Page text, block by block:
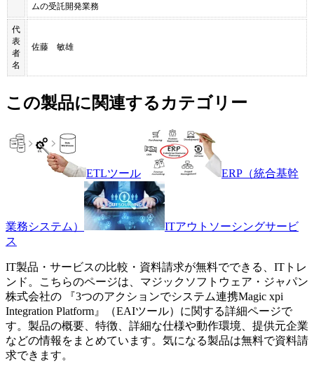
ムの受託開発業務
代
表
者
名
佐藤 敏雄
この製品に関連するカテゴリー
ETLツール ERP（統合基幹
業務システム）
ITアウトソーシングサービ
ス
IT製品・サービスの比較・資料請求が無料でできる、ITトレ
ンド。こちらのページは、 マジックソフトウェア・ジャパン
株式会社の 『3つのアクションでシステム連携Magic xpi
Integration Platform 』（EAIツール）に関する詳細ページで
す。製品の概要、特徴、詳細な仕様や動作環境、提供元企業
などの情報をまとめています。気になる製品は無料で資料請
求できます。